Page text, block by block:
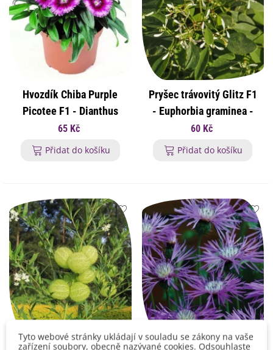
Hvozdík Chiba Purple
Picotee F1 - Dianthus
interspecific - osivo
hvozdíku - 18 ks
65 Kč
Přidat do košíku
Pryšec trávovitý Glitz F1
- Euphorbia graminea -
osivo pryšce - 12 ks
60 Kč
Přidat do košíku
Tyto webové stránky ukládají v souladu se zákony na vaše
zařízení soubory, obecně nazývané cookies. Odsouhlaste